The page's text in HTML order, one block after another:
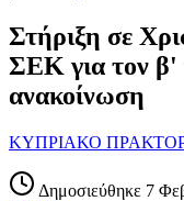
Στήριξη σε
ΣΕΚ για τον β'
ανακοίνωση
ΚΥΠΡΙΑΚΟ
Δημοσιεύθηκε 7